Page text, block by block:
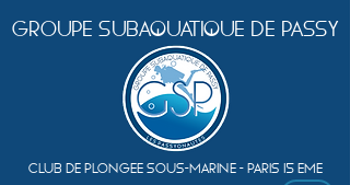
Groupe Subaquatique de Passy
Club de plongEe sous-marine - Paris 15 Eme